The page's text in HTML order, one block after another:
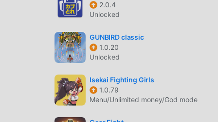
amantes de jogos de arcade possam
MOD ÚNICO
O tradicional jogo de arcade requer que os
o que é o recurso e diversão do jogo, mas, ao
parte da sua energia em repetir a chata tarefa
processo, ajudando você a focar em aproveitar
BAIXE AGORA
2.0.4
Unlocked
GUNBIRD classic
1.0.20
Unlocked
Isekai Fighting Girls
1.0.79
Menu/Unlimited money/God mode